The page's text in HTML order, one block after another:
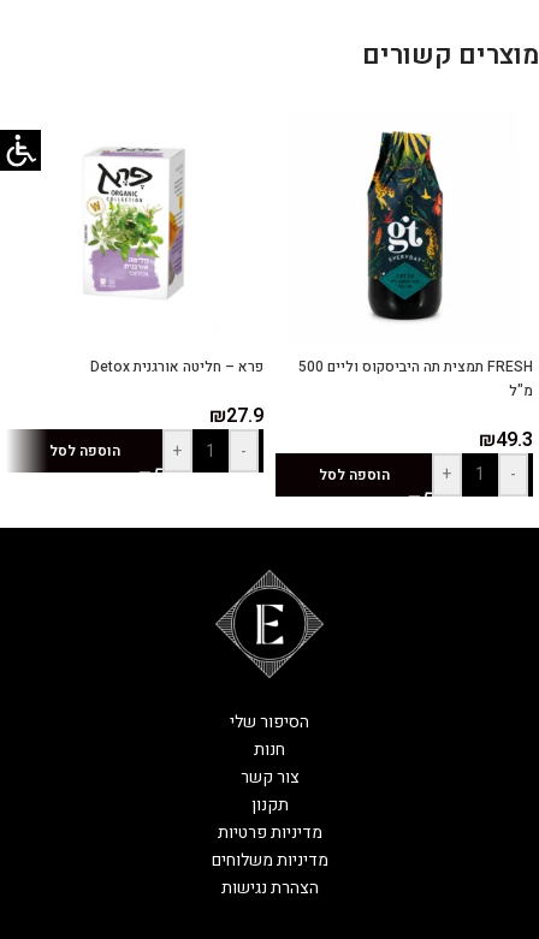
מוצרים קשורים
FRESH תמצית תה היביסקוס וליים 500
מ"ל
₪49.3
-
+ הוספה לסל
פרא – חליטה אורגנית Detox
₪27.9
-
+ הוספה לסל
הסיפור שלי
חנות
צור קשר
תקנון
מדיניות פרטיות
מדיניות משלוחים
הצהרת נגישות